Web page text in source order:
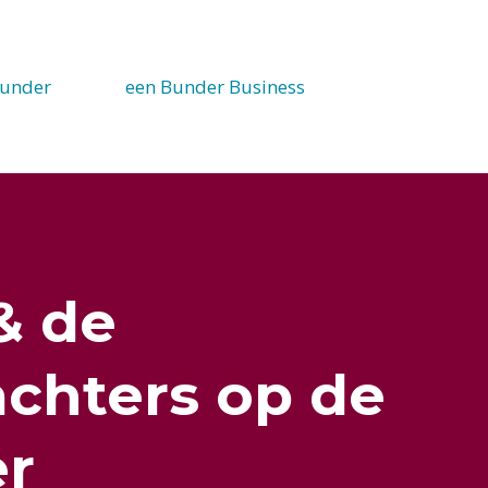
een Bunder Business
de
op de